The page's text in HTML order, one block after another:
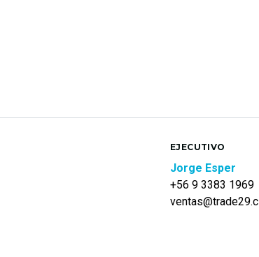
EJECUTIVO
Jorge Esper
+56 9 3383 1969